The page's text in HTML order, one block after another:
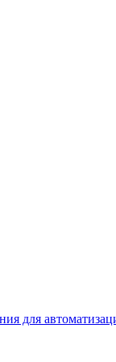
для